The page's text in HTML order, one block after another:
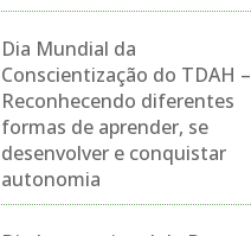
Dia Mundial da
Conscientização do TDAH –
Reconhecendo diferentes
formas de aprender, se
desenvolver e conquistar
autonomia